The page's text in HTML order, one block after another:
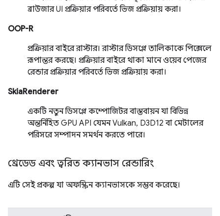
ব্রাউজার UI প্রক্রিয়ার পরিবর্তে ভিজ প্রক্রিয়ায় করা।
OOP-R
প্রক্রিয়ার বাইরে রাস্টার। রাস্টার ডিসপ্লে তালিকাকে পিক্সেলে
রূপান্তর করছে। প্রক্রিয়ার বাইরে থাকা মানে ওয়েব পেজের
রেন্ডার প্রক্রিয়ার পরিবর্তে ভিজ প্রক্রিয়ায় করা।
SkiaRenderer
একটি নতুন ডিসপ্লে কম্পোজিটর বাস্তবায়ন যা বিভিন্ন
অন্তর্নিহিত GPU API যেমন Vulkan, D3D12 বা মেটালের
পরিসরে সম্পাদন সমর্থন করতে পারে।
থ্রেডেড এবং ত্বরিত ক্যানভাস রেন্ডারিং
এটি সেই প্রকল্প যা অফস্ক্রিন ক্যানভাসকে সম্ভব করেছে।